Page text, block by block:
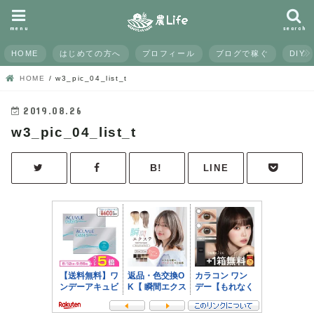
search
menu
HOME はじめての方へ プロフィール ブログで稼ぐ DIY
HOME w3_pic_04_list_t
2019.08.26
w3_pic_04_list_t
LINE